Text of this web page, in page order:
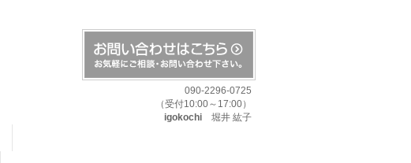
090-2296-0725
（受付10:00～17:00）
igokochi 堀井 紘子